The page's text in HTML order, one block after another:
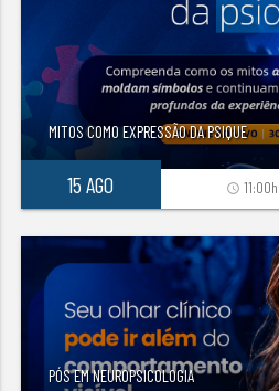
MITOS COMO EXPRESSÃO DA PSIQUE
15 AGO access_time 11:00h
PÓS EM NEUROPSICOLOGIA